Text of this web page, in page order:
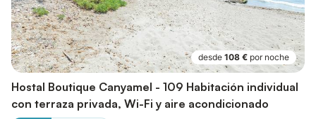
desde 108 € por noche
Hostal Boutique Canyamel - 109 Habitación individual
con terraza privada, Wi-Fi y aire acondicionado